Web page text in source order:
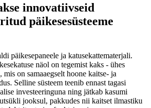
innovatiivseid
päikesesüsteeme
päikesepaneele ja katusekattematerjali.
näol on tegemist kaks - ühes
mis on samaaegselt hoone kaitse- ja
Selline süsteem teenib ennast tagasi
investeeringuna ning jätkab kasumi
jooksul, pakkudes nii kaitset ilmastiku